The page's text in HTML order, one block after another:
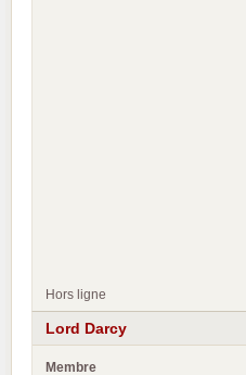
Hors ligne
Lord Darcy
Membre